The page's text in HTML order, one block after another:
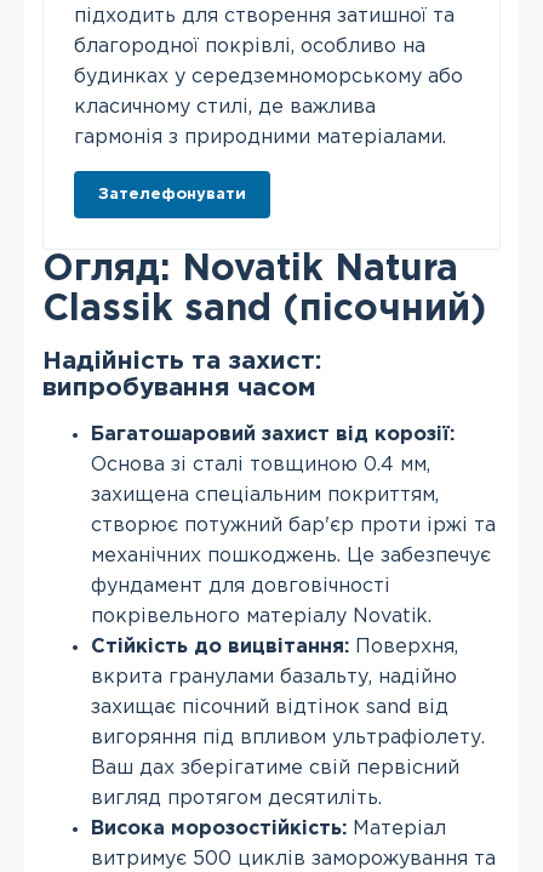
підходить для створення затишної та
благородної покрівлі, особливо на
будинках у середземноморському або
класичному стилі, де важлива
гармонія з природними матеріалами.
Зателефонувати
Огляд: Novatik Natura
Classik sand (пісочний)
Надійність та захист:
випробування часом
Багатошаровий захист від корозії:
Основа зі сталі товщиною 0.4 мм,
захищена спеціальним покриттям,
створює потужний бар'єр проти іржі та
механічних пошкоджень. Це забезпечує
фундамент для довговічності
покрівельного матеріалу Novatik.
Стійкість до вицвітання: Поверхня,
вкрита гранулами базальту, надійно
захищає пісочний відтінок sand від
вигоряння під впливом ультрафіолету.
Ваш дах зберігатиме свій первісний
вигляд протягом десятиліть.
Висока морозостійкість: Матеріал
витримує 500 циклів заморожування та